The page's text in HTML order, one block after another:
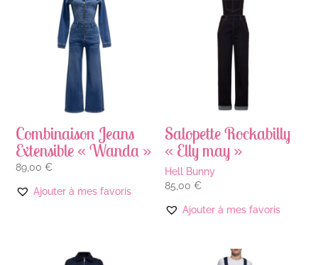
Combinaison Jeans
Extensible « Wanda »
89,00€
Ajouter à mes favoris
Salopette Rockabilly
« Elly may »
Hell Bunny
85,00€
Ajouter à mes favoris